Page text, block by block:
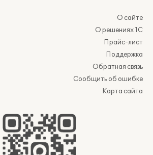
О сайте
О решениях 1С
Прайс-лист
Поддержка
Обратная связь
Сообщить об ошибке
Карта сайта